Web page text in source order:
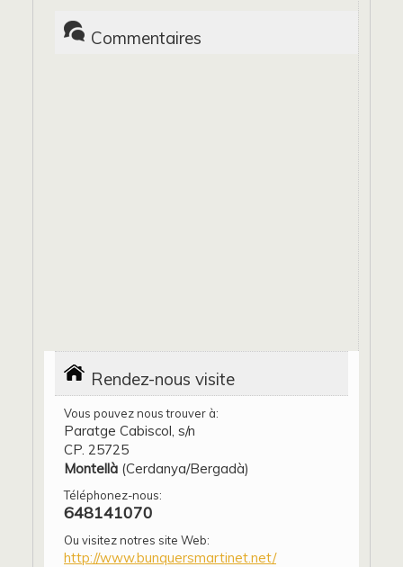
Commentaires
Rendez-nous visite
Vous pouvez nous trouver à:
Paratge Cabiscol, s/n
CP. 25725
Montellà (Cerdanya/Bergadà)
Téléphonez-nous:
648141070
Ou visitez notres site Web:
http://www.bunquersmartinet.net/